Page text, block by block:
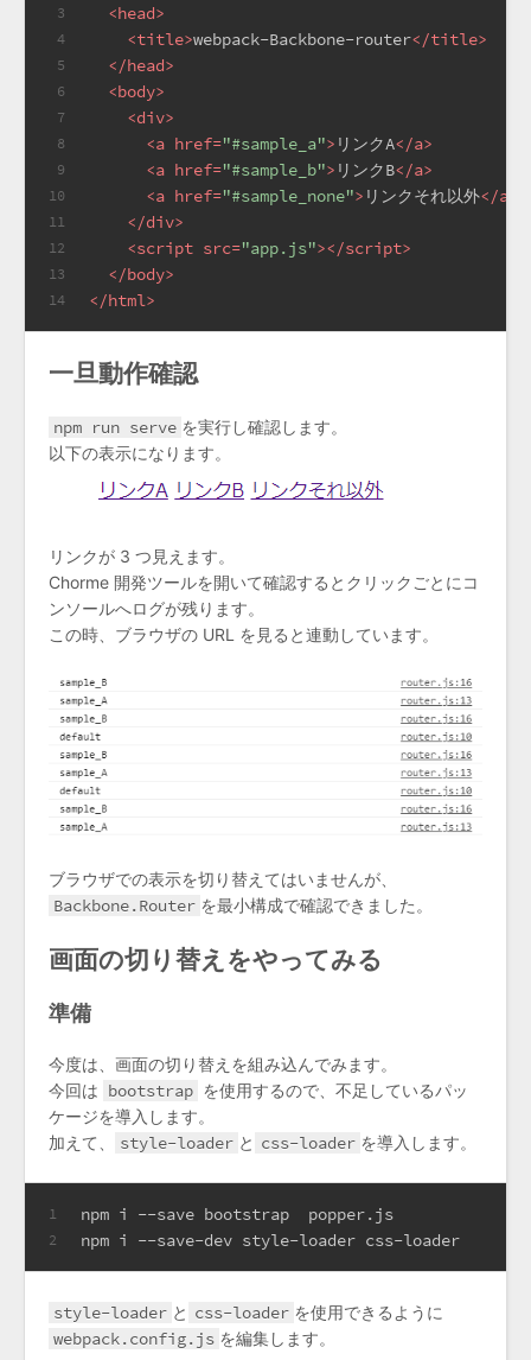
3
4
5
6
7
8
9
10
11
12
13
14
<head>
<title>webpack-Backbone-router</title>
</head>
<body>
<div>
<a href="#sample_a"> リンクA</a>
<a href="#sample_b"> リンクB</a>
<a href="#sample_none"> リンクそれ以外</a
</div>
<script src="app.js"></script>
</body>
</html>
一旦動作確認
npm run serve を実行し確認します。
以下の表示になります。
リンクが 3 つ見えます。
Chorme 開発ツールを開いて確認するとクリックごとにコ
ンソールへログが残ります。
この時、ブラウザの URL を見ると連動しています。
ブラウザでの表示を切り替えてはいませんが、
Backbone.Router を最小構成で確認できました。
画面の切り替えをやってみる
準備
今度は、画面の切り替えを組み込んでみます。
今回は bootstrap を使用するので、不足しているパッ
ケージを導入します。
加えて、
style-loader と css-loader を導入します。
1
2
npm i --save bootstrap  popper.js
npm i --save-dev style-loader css-loader
style-loader と css-loader を使用できるように
webpack.config.js を編集します。